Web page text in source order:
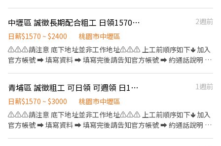
保、團保 #免經驗可 #學歷不拘 #兼職 #周休二日 #不扣手續費 #學歷
不拘 #不亂扣
中壢區 誠徵長期配合粗工 日領1570-3000 可日領 可週領
2週前
日薪$1570 ~ $2400
桃園市中壢區
⚠️⚠️⚠️請注意 底下地址並非工作地址⚠️⚠️⚠️ 上工前順序如下🢃 加入
官方帳號 ➡ 填寫資料 ➡ 填寫完後請告知官方帳號 ➡ 約通話說明 ➡
場有搬運車)等 依現場主管要求完成工作內容 👷‍♂️粗工 $1570起/日 加
班1小時$275(長期配合 報酬漸增) 👷🏻打石工 $2400起/日 大支
+$100 加班1小時$350 👷🏻當月做滿23工 獎金$1000 👷🏻介紹獎金
$1000(詳細規定另外說明) 領錢方式⬇️ 1.日領匯款 2.週領匯款 3.週領
青埔區 誠徵粗工 可日領 可週領 日1570起
1週前
日薪$1570 ~ $3000
桃園市中壢區
⚠️⚠️⚠️請注意 底下地址並非工作地址⚠️⚠️⚠️ 上工前順序如下🢃 加入
官方帳號 ➡ 填寫資料 ➡ 填寫完後請告知官方帳號 ➡ 約通話說明 ➡